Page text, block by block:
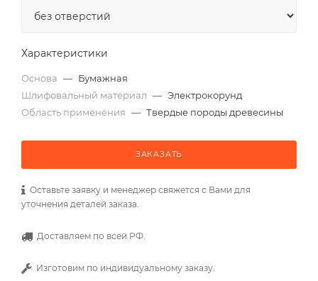
Характеристики
Основа — Бумажная
Шлифовальный материал — Электрокорунд
Область применения — Твердые породы древесины
ЗАКАЗАТЬ
Оставьте заявку и менеджер свяжется с Вами для
уточнения деталей заказа.
Доставляем по всей РФ.
Изготовим по индивидуальному заказу.